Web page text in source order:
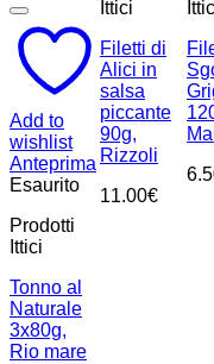
Add to
wishlist
Anteprima
Esaurito
Prodotti
Ittici
Tonno al
Naturale
3x80g,
Rio mare
Ittici
Filetti di
Alici in
salsa
piccante
90g,
Rizzoli
11.00€